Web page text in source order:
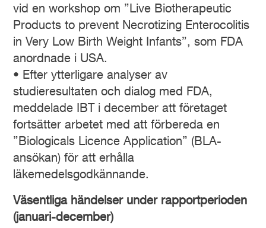
vid en workshop om ”Live Biotherapeutic
Products to prevent Necrotizing Enterocolitis
in Very Low Birth Weight Infants”, som FDA
anordnade i USA.
• Efter ytterligare analyser av
studieresultaten och dialog med FDA,
meddelade IBT i december att företaget
fortsätter arbetet med att förbereda en
”Biologicals Licence Application” (BLA-
ansökan) för att erhålla
läkemedelsgodkännande.
Väsentliga händelser under rapportperioden
(januari-december)